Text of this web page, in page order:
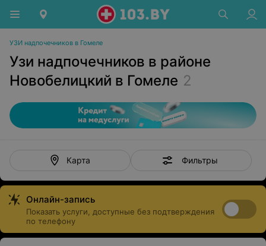
УЗИ надпочечников в Гомеле
Узи надпочечников в районе
Новобелицкий в Гомеле 2
Карта Фильтры
Онлайн-запись
Показать услуги, доступные без подтверждения
по телефону